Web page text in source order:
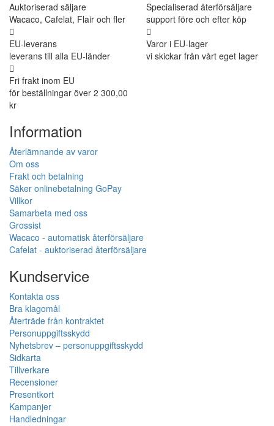
Auktoriserad säljare
Wacaco, Cafelat, Flair och fler
Specialiserad återförsäljare
support före och efter köp
EU-leverans
leverans till alla EU-länder
Varor i EU-lager
vi skickar från vårt eget lager
Fri frakt inom EU
för beställningar över 2 300,00
kr
Information
Återlämnande av varor
Om oss
Frakt och betalning
Säker onlinebetalning GoPay
Villkor
Samarbeta med oss
Grossist
Wacaco - automatisk återförsäljare
Cafelat - auktoriserad återförsäljare
Kundservice
Kontakta oss
Bra klagomål
Återträde från kontraktet
Personuppgiftsskydd
Nyhetsbrev – personuppgiftsskydd
Sidkarta
Tillverkare
Recensioner
Presentkort
Kampanjer
Handledningar